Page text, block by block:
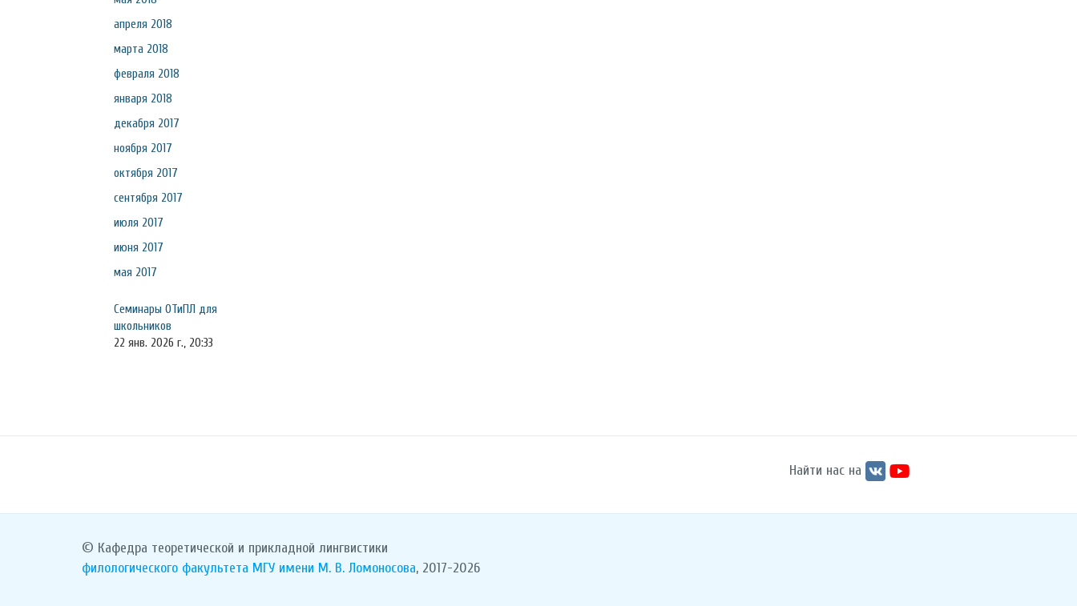
апреля 2018
марта 2018
февраля 2018
января 2018
декабря 2017
ноября 2017
октября 2017
сентября 2017
июля 2017
июня 2017
мая 2017
Семинары ОТиПЛ для
школьников
22 янв. 2026 г., 20:33
Найти нас на
© Кафедра теоретической и прикладной лингвистики
филологического факультета МГУ имени М. В. Ломоносова, 2017-2026